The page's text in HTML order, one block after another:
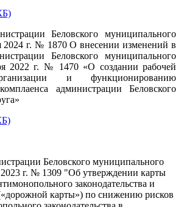
Беловского муниципального
2024 г. № 1870 О внесении изменений в
Беловского муниципального
2022 г. № 1470 «О создании рабочей
и функционированию
администрации Беловского
Беловского муниципального
2023 г. № 1309 "Об утверждении карты
законодательства и
карты») по снижению рисков